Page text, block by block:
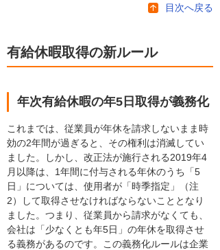
目次へ戻る
有給休暇取得の新ルール
年次有給休暇の年5日取得が義務化
これまでは、従業員が年休を請求しないまま時
効の2年間が過ぎると、その権利は消滅してい
ました。しかし、改正法が施行される2019年4
月以降は、1年間に付与される年休のうち「5
日」については、使用者が「時季指定」（注
2）して取得させなければならないこととなり
ました。つまり、従業員から請求がなくても、
会社は「少なくとも年5日」の年休を取得させ
る義務があるのです。この義務化ルールは企業